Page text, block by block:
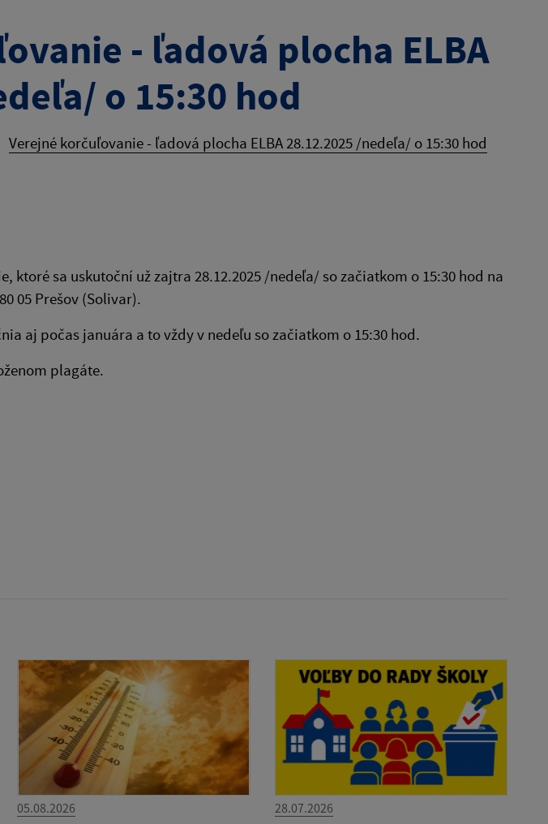
- ľadová plocha ELBA
o 15:30 hod
Verejné korčuľovanie - ľadová plocha ELBA 28.12.2025 /nedeľa/ o 15:30 hod
ktoré sa uskutoční už zajtra 28.12.2025 /nedeľa/ so začiatkom o 15:30 hod na
05 Prešov (Solivar).
aj počas januára a to vždy v nedeľu so začiatkom o 15:30 hod.
plagáte.
05.08.2026 28.07.2026